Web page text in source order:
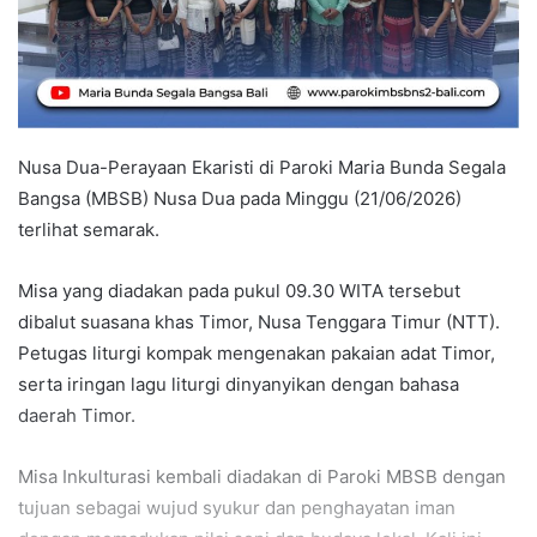
Nusa Dua-Perayaan Ekaristi di Paroki Maria Bunda Segala
Bangsa (MBSB) Nusa Dua pada Minggu (21/06/2026)
terlihat semarak.
Misa yang diadakan pada pukul 09.30 WITA tersebut
dibalut suasana khas Timor, Nusa Tenggara Timur (NTT).
Petugas liturgi kompak mengenakan pakaian adat Timor,
serta iringan lagu liturgi dinyanyikan dengan bahasa
daerah Timor.
Misa Inkulturasi kembali diadakan di Paroki MBSB dengan
tujuan sebagai wujud syukur dan penghayatan iman